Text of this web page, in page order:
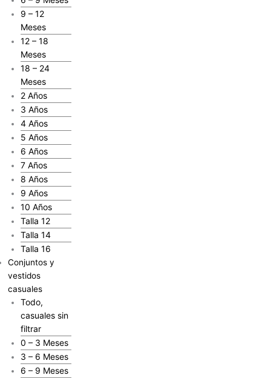
9 – 12
Meses
12 – 18
Meses
18 – 24
Meses
2 Años
3 Años
4 Años
5 Años
6 Años
7 Años
8 Años
9 Años
10 Años
Talla 12
Talla 14
Talla 16
Conjuntos y
vestidos
casuales
Todo,
casuales sin
filtrar
0 – 3 Meses
3 – 6 Meses
6 – 9 Meses